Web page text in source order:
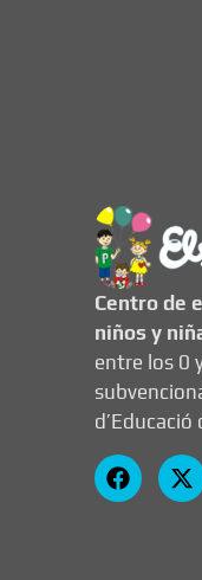
Centro de
niños y
entre los 0